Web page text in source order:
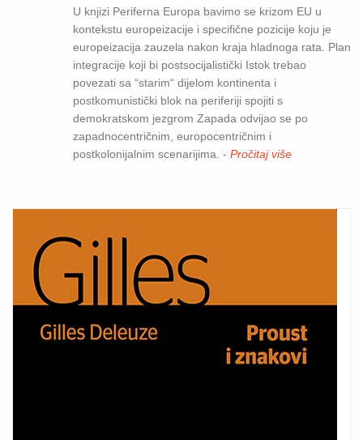
U knjizi Periferna Europa bavimo se krizom EU u
kontekstu europeizacije i specifične pozicije koju je
europeizacija zauzela nakon kraja hladnoga rata. Plan
integracije koji bi postsocijalistički Istok trebao
povezati sa “starim“ dijelom kontinenta i
postkomunistički blok na periferiji spojiti s
demokratskom jezgrom Zapada odvijao se po
zapadnocentričnim, europocentričnim i
postkolonijalnim scenarijima. - Pročitaj više